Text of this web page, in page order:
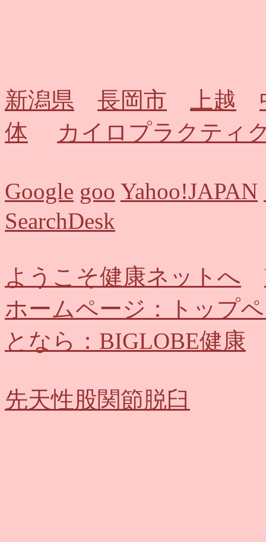
新潟県 長岡市 上越
体
カイロプラクティ
Google goo Yahoo!JAPAN
SearchDesk
ようこそ健康ネットへ
ホームページ：トップ
となら：BIGLOBE健康
先天性股関節脱臼